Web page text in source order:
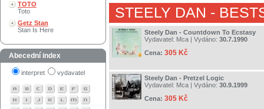
TOTO
Toto
Getz Stan
Stan Is Here
Abecední index
interpret vydavatel
STEELY DAN -
Steely Dan - Countdown To Ecstasy
Vydavatel: Mca | Vydáno: 30.7.1990
Cena: 305 Kč
Steely Dan - Pretzel Logic
Vydavatel: Mca | Vydáno: 30.9.1999
Cena: 305 Kč